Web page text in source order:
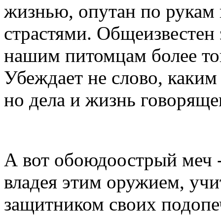
жизнью, опутан по
страстями.
нашим питомцам более
Убеждает не слово,
но дела и жизнь
А вот обоюдоострый меч
владея этим оружием,
защитником своих